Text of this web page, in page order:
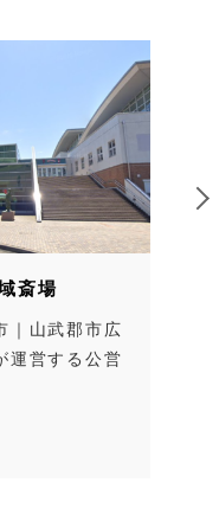
千葉県
木更津市火葬場
千葉県木更津市｜令和4年
度に”きみさらず聖苑”とし